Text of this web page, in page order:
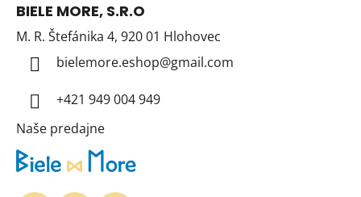
BIELE MORE, S.R.O
M. R. Štefánika 4, 920 01 Hlohovec
bielemore.eshop@gmail.com
+421 949 004 949
Naše predajne